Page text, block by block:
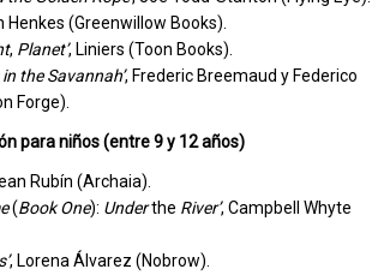
Henkes (Greenwillow Books).
, Planet’, Liniers (Toon Books).
in the Savannah’, Frederic Breemaud y Federico
Forge).
para niños (entre 9 y 12 años)
Rubín (Archaia).
(Book One): Underthe River’, Campbell Whyte
, Lorena Álvarez (Nobrow).